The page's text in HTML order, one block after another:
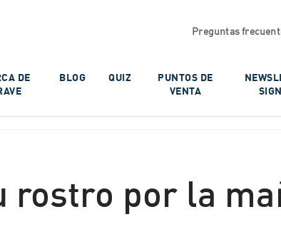
Preguntas
DE
BLOG QUIZ
PUNTOS DE
VENTA
rostro por la